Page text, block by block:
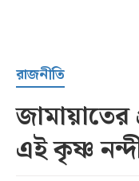
সর্বশেষ
রাজনীতি
জামায়াতের
এই কৃষ্ণ